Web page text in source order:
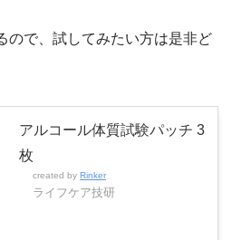
ので、試してみたい方は是非ど
アルコール体質試験パッチ 3
枚
created by Rinker
ライフケア技研